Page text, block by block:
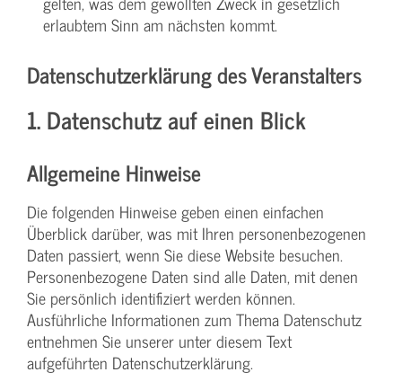
erlaubtem Sinn am nächsten kommt.
Datenschutzerklärung des Veranstalters
1. Datenschutz auf einen Blick
Allgemeine Hinweise
Die folgenden Hinweise geben einen einfachen
Überblick darüber, was mit Ihren personenbezogenen
Daten passiert, wenn Sie diese Website besuchen.
Personenbezogene Daten sind alle Daten, mit denen
Sie persönlich identifiziert werden können.
Ausführliche Informationen zum Thema Datenschutz
entnehmen Sie unserer unter diesem Text
aufgeführten Datenschutzerklärung.